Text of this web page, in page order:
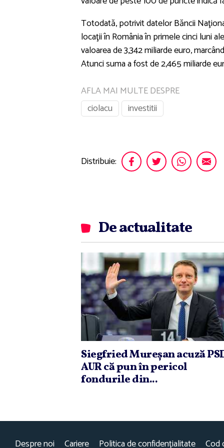
Totodată, potrivit datelor Băncii
locaţii în România în primele cinci luni
valoarea de 3,342 miliarde euro,
Atunci suma a fost de 2,465 miliarde
AFLA MAI MULTE DESPRE
ciolacu
investitii
Distribuie:
De actualitate
Siegfried Mureşan acuză
AUR că pun în pericol
fondurile din...
Despre noi Cariere Politica de confidențialitate Cod